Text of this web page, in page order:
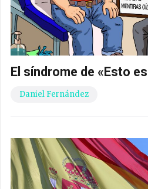
El síndrome de «Esto
Daniel Fernández